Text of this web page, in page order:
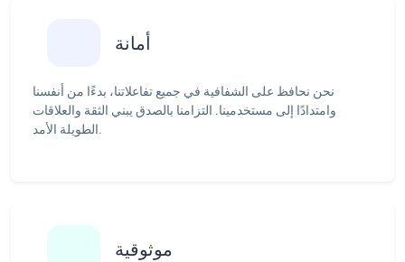
أمانة
نحن نحافظ على الشفافية في جميع تفاعلاتنا، بدءًا من أنفسنا
وامتدادًا إلى مستخدمينا. التزامنا بالصدق يبني الثقة والعلاقات
الطويلة الأمد.
موثوقية